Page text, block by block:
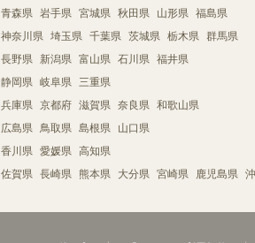
青森県 岩手県 宮城県 秋田県 山形県 福島県
神奈川県 埼玉県 千葉県 茨城県 栃木県 群馬県
長野県 新潟県 富山県 石川県 福井県
静岡県 岐阜県 三重県
兵庫県 京都府 滋賀県 奈良県 和歌山県
広島県 鳥取県 島根県 山口県
香川県 愛媛県 高知県
佐賀県 長崎県 熊本県 大分県 宮崎県 鹿児島県